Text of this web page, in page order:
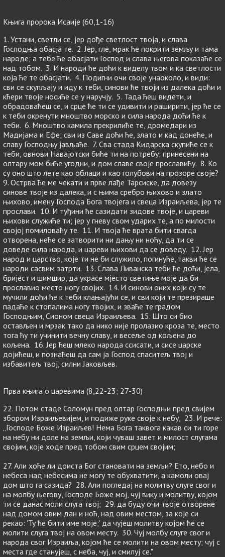
Књига пророка Исаије (60,1-16)
1. Устани, светли се, јер дође светлост твоја, и слава
Господња обасја те. 2. Јер, гле, мрак ће покрити земљу и тама
народе; а тебе ће обасјати Господ и слава његова показаће се
над тобом. 3. И народи ће доћи к виделу твом и ка светлости
која ће те обасјати. 4. Подигни очи своје унаоколо, и види:
сви се скупљају и иду к теби, синови ће твоји из далека доћи и
кћери твоје носиће се у наручју. 5. Тада ћеш видети, и
обрадоваћеш се, и срце ће ти се удивити и раширити, јер ће се
к теби окренути мноштво морско и сила народа доћи ће к
теби. 6. Мноштво камила прекрилиће те, дромедари из
Мадијама и Ефе; сви из Саве доћи ће, злато и кад донеће, и
славу Господњу јављаће. 7. Сва стада Кидарска скупиће се к
теби, овнови Навајотски биће ти на потребу; принесени на
олтару мом биће угодни, и дом славе своје прославићу. 8. Ко
су оно што лете као облаци и као голубови на прозоре своје?
9. Острва ће ме чекати и прве лађе Тарсиске, да довезу
синове твоје из далека, и с њима сребро њихово и злато
њихово, имену Господа Бога твојега и свеца Израиљева, јер те
прослави. 10. И туђини ће сазидати зидове твоје, и цареви
њихови служиће ти; јер у гневу свом ударих те, а по милости
својој помиловаћу те. 11. И твоја ће врата бити свагда
отворена, неће се затворити ни дању ни ноћу, да ти се
доведе сила народа, и цареви њихови да се доведу. 12. Јер
народ и царство, које ти не би служило, погинуће, такви ће се
народи сасвим затрти. 13. Слава Ливанска теби ће доћи, јела,
бријест и шимшир, да украсе мјесто светиње моје да би
прославио место ногу својих. 14. И синови оних који су те
мучили доћи ће к теби клањајући се, и сви који те презираше
падаће к стопалима ногу твојих, и зваће те градом
Господњим, Сионом свеца Израиљева. 15. Што си био
остављен и мрзак тако да нико није пролазио кроза те, место
тога ћу ти учинити вечну славу, и весеље од кољена до
кољена. 16. Јер ћеш млеко народа ссисати, и сисе царске
дојићеш, и познаћеш да сам ја Господ спаситељ твој и
избавитељ твој, силни Јаковљев.
Прва књига о царевима (8,22-23; 27-30)
22. Потом стаде Соломун пред олтар Господњи пред свијем
збором Израиљевијем, и подиже руке своје к небу, 23. И рече:
„Господе Боже Израиљев! Нема Бога таквога какав си ти горе
на небу ни доле на земљи, који чуваш завет и милост слугама
својим, које ходе пред тобом свим срцем својим;
27. Али хоће ли доиста Бог становати на земљи? Ето, небо и
небеса над небесима не могу те обухватити, а камоли овај
дом што га сазида? 28. Али погледај на молитву слуге свог и
на молбу његову, Господе Боже мој, чуј вику и молитву, којом
ти се данас моли слуга твој; 29. да буду очи твоје отворене
над домом овим дан и ноћ, над овим местом, за које си
рекао: 'Ту ће бити име моје;' да чујеш молитву којом ће се
молити слуга твој на овом месту. 30. Чуј молбу слуге свог и
народа свог Израиља, којом ће се молити на овом месту; чуј с
места где станујеш, с неба, чуј, и смилуј се."